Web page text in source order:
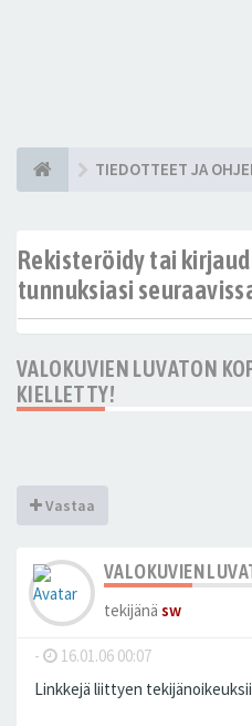
TIEDOTTEET JA
Rekisteröidy tai
tunnuksiasi
VALOKUVIEN LUVATON
KIELLETTY!
Vastaa
VALOKUVIEN
tekijänä sw
- 16.01.06 00:07
Linkkejä liittyen